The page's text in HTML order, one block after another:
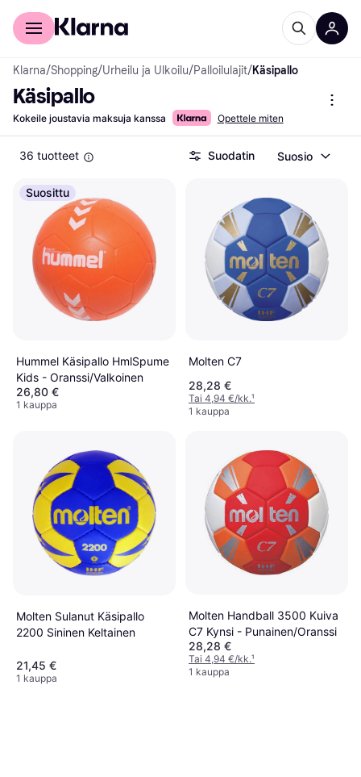
Kuluttajille
Klarna/Shopping/Urheilu ja Ulkoilu/Palloilulajit/Käsipallo
Käsipallo
Kokeile joustavia maksuja kanssa Opettele miten
36 tuotteet Suodatin Suosio
Suosittu
Hummel Käsipallo HmlSpume
Kids - Oranssi/Valkoinen
26,80 €
1 kauppa
Molten C7
28,28 €
Tai 4,94 €/kk.¹
1 kauppa
Molten Sulanut Käsipallo
2200 Sininen Keltainen
21,45 €
1 kauppa
Molten Handball 3500 Kuiva
C7 Kynsi - Punainen/Oranssi
28,28 €
Tai 4,94 €/kk.¹
1 kauppa